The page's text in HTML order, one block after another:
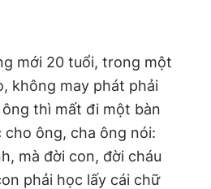
mới 20 tuổi, trong một
không may phát phải
thì mất đi một bàn
ông, cha ông nói:
mà đời con, đời cháu
phải học lấy cái chữ